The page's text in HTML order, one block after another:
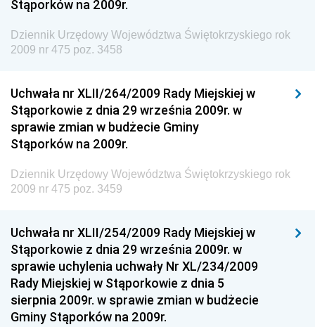
Gospodarki Przestrzennej
Dziennik Urzędowy Unii Europejskiej, L
Dziennik Urzędowy Ministerstwa Przemysłu
Chemicznego i Lekkiego
Dziennik Urzędowy Ministerstwa Rolnictwa i
Gospodarki Żywnościowej
Dziennik Urzędowy Ministra Rodziny, Pracy i Polityki
Społecznej
Dziennik Urzędowy Ministra Rozwoju
Dziennik Urzędowy Ministra Infrastruktury i
Budownictwa
Dziennik Urzędowy Ministra Gospodarki Morskiej i
Żeglugi Śródlądowej
Stąporków na 2009r.
Dziennik Urzędowy Województwa Świętokrzyskiego rok
2009 nr 475 poz. 3458
Uchwała nr XLII/264/2009 Rady Miejskiej w
Stąporkowie z dnia 29 września 2009r. w
sprawie zmian w budżecie Gminy
Stąporków na 2009r.
Dziennik Urzędowy Województwa Świętokrzyskiego rok
2009 nr 475 poz. 3459
Uchwała nr XLII/254/2009 Rady Miejskiej w
Stąporkowie z dnia 29 września 2009r. w
sprawie uchylenia uchwały Nr XL/234/2009
Rady Miejskiej w Stąporkowie z dnia 5
sierpnia 2009r. w sprawie zmian w budżecie
Gminy Stąporków na 2009r.